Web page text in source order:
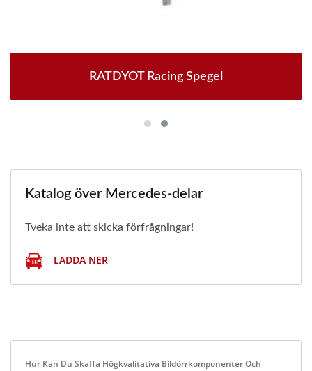
RATDYOT Racing Spegel
Katalog över Mercedes-delar
Tveka inte att skicka förfrågningar!
LADDA NER
Hur Kan Du Skaffa Högkvalitativa Bildörrkomponenter Och